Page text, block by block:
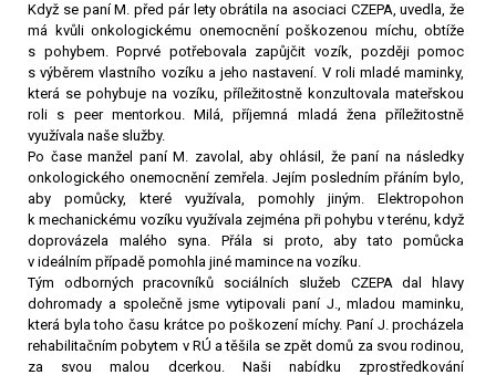
Když se paní M. před pár lety obrátila na asociaci CZEPA, uvedla, že
má kvůli onkologickému onemocnění poškozenou míchu, obtíže
s pohybem. Poprvé potřebovala zapůjčit vozík, později pomoc
s výběrem vlastního vozíku a jeho nastavení. V roli mladé maminky,
která se pohybuje na vozíku, příležitostně konzultovala mateřskou
roli s peer mentorkou. Milá, příjemná mladá žena příležitostně
využívala naše služby.
Po čase manžel paní M. zavolal, aby ohlásil, že paní na následky
onkologického onemocnění zemřela. Jejím posledním přáním bylo,
aby pomůcky, které využívala, pomohly jiným. Elektropohon
k mechanickému vozíku využívala zejména při pohybu v terénu, když
doprovázela malého syna. Přála si proto, aby tato pomůcka
v ideálním případě pomohla jiné mamince na vozíku.
Tým odborných pracovníků sociálních služeb CZEPA dal hlavy
dohromady a společně jsme vytipovali paní J., mladou maminku,
která byla toho času krátce po poškození míchy. Paní J. procházela
rehabilitačním pobytem v RÚ a těšila se zpět domů za svou rodinou,
za svou malou dcerkou. Naši nabídku zprostředkování